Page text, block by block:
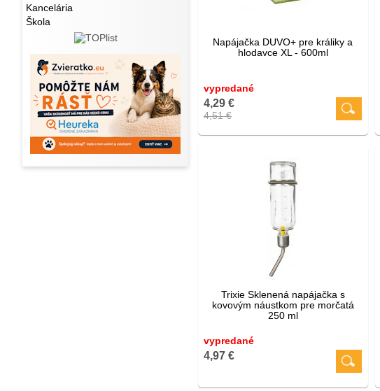
Kancelária
Škola
Napájačka DUVO+ pre králiky a
hlodavce XL - 600ml
vypredané
4,29 €
4,51 €
Trixie Sklenená napájačka s
kovovým náustkom pre morčatá
250 ml
vypredané
4,97 €